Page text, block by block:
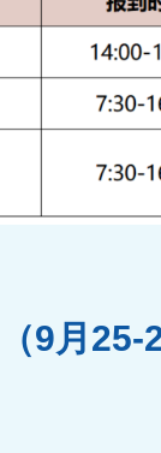
（9月25-